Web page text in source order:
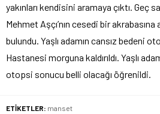
yakınları kendisini aramaya çıktı. Geç
Mehmet Aşçı’nın cesedi bir
bulundu. Yaşlı adamın cansız bedeni
Hastanesi morguna kaldırıldı. Yaşlı
otopsi sonucu belli olacağı öğrenildi.
ETİKETLER: manset